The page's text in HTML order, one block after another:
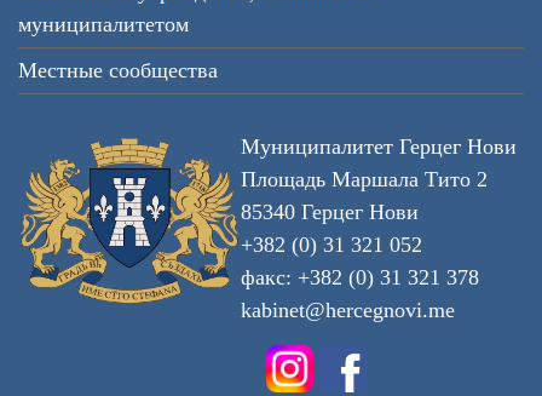
муниципалитетом
Местные сообщества
Муниципалитет Герцег Нови
Площадь Маршала Тито 2
85340 Герцег Нови
+382 (0) 31 321 052
факс: +382 (0) 31 321 378
kabinet@hercegnovi.me